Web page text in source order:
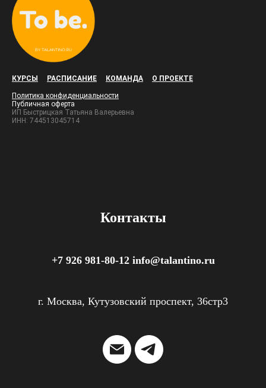
КУРСЫ РАСПИСАНИЕ КОМАНДА О ПРОЕКТЕ
Политика конфиденциальности
Публичная оферта
ИП Быстрицкая Татьяна Валерьевна
ИНН: 744513045714
Контакты
+7 926 981-80-12 info@talantino.ru
г. Москва, Кутузовский проспект, 36стр3